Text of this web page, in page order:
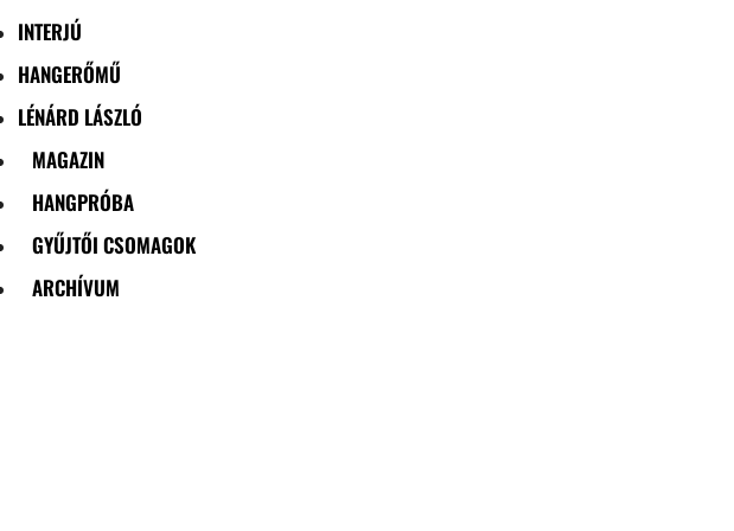
INTERJÚ
HANGERŐMŰ
LÉNÁRD LÁSZLÓ
MAGAZIN
HANGPRÓBA
GYŰJTŐI CSOMAGOK
ARCHÍVUM